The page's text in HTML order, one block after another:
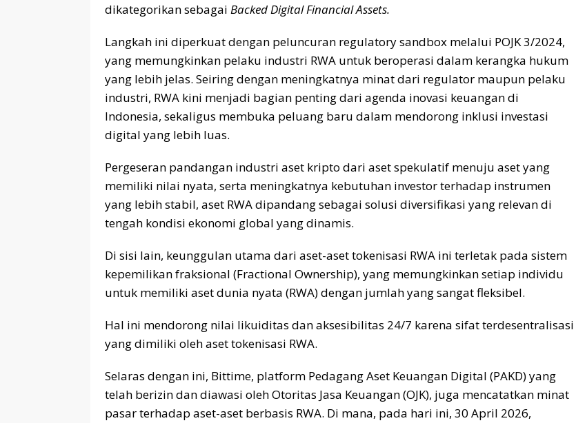
dikategorikan sebagai Backed Digital Financial Assets.
Langkah ini diperkuat dengan peluncuran regulatory sandbox melalui POJK 3/2024,
yang memungkinkan pelaku industri RWA untuk beroperasi dalam kerangka hukum
yang lebih jelas. Seiring dengan meningkatnya minat dari regulator maupun pelaku
industri, RWA kini menjadi bagian penting dari agenda inovasi keuangan di
Indonesia, sekaligus membuka peluang baru dalam mendorong inklusi investasi
digital yang lebih luas.
Pergeseran pandangan industri aset kripto dari aset spekulatif menuju aset yang
memiliki nilai nyata, serta meningkatnya kebutuhan investor terhadap instrumen
yang lebih stabil, aset RWA dipandang sebagai solusi diversifikasi yang relevan di
tengah kondisi ekonomi global yang dinamis.
Di sisi lain, keunggulan utama dari aset-aset tokenisasi RWA ini terletak pada sistem
kepemilikan fraksional (Fractional Ownership), yang memungkinkan setiap individu
untuk memiliki aset dunia nyata (RWA) dengan jumlah yang sangat fleksibel.
Hal ini mendorong nilai likuiditas dan aksesibilitas 24/7 karena sifat terdesentralisasi
yang dimiliki oleh aset tokenisasi RWA.
Selaras dengan ini, Bittime, platform Pedagang Aset Keuangan Digital (PAKD) yang
telah berizin dan diawasi oleh Otoritas Jasa Keuangan (OJK), juga mencatatkan minat
pasar terhadap aset-aset berbasis RWA. Di mana, pada hari ini, 30 April 2026,